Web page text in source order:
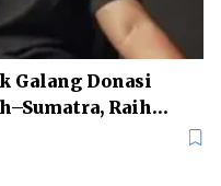
Galang Donasi
Raih